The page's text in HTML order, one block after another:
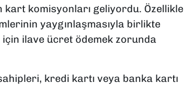
kart komisyonları geliyordu. Özellikle
yaygınlaşmasıyla birlikte
ilave ücret ödemek zorunda
kredi kartı veya banka kartı